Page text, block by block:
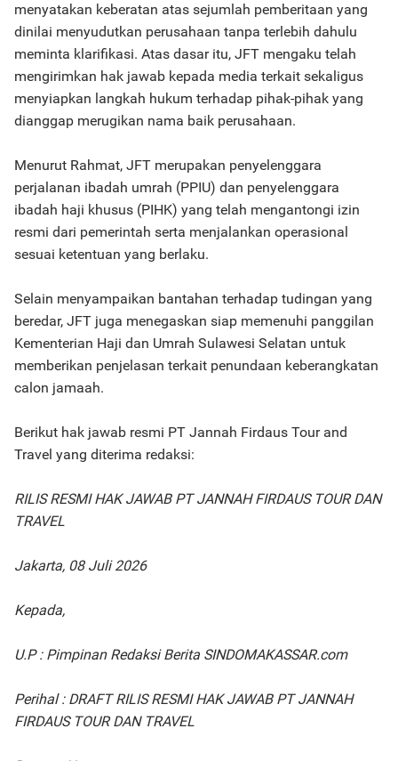
menyatakan keberatan atas sejumlah pemberitaan yang
dinilai menyudutkan perusahaan tanpa terlebih dahulu
meminta klarifikasi. Atas dasar itu, JFT mengaku telah
mengirimkan hak jawab kepada media terkait sekaligus
menyiapkan langkah hukum terhadap pihak-pihak yang
dianggap merugikan nama baik perusahaan.
Menurut Rahmat, JFT merupakan penyelenggara
perjalanan ibadah umrah (PPIU) dan penyelenggara
ibadah haji khusus (PIHK) yang telah mengantongi izin
resmi dari pemerintah serta menjalankan operasional
sesuai ketentuan yang berlaku.
Selain menyampaikan bantahan terhadap tudingan yang
beredar, JFT juga menegaskan siap memenuhi panggilan
Kementerian Haji dan Umrah Sulawesi Selatan untuk
memberikan penjelasan terkait penundaan keberangkatan
calon jamaah.
Berikut hak jawab resmi PT Jannah Firdaus Tour and
Travel yang diterima redaksi:
RILIS RESMI HAK JAWAB PT JANNAH FIRDAUS TOUR DAN
TRAVEL
Jakarta, 08 Juli 2026
Kepada,
U.P : Pimpinan Redaksi Berita SINDOMAKASSAR.com
Perihal : DRAFT RILIS RESMI HAK JAWAB PT JANNAH
FIRDAUS TOUR DAN TRAVEL